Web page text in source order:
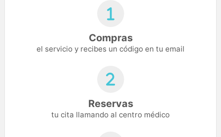
Compras
el servicio y recibes un código en tu email
Reservas
tu cita llamando al centro médico